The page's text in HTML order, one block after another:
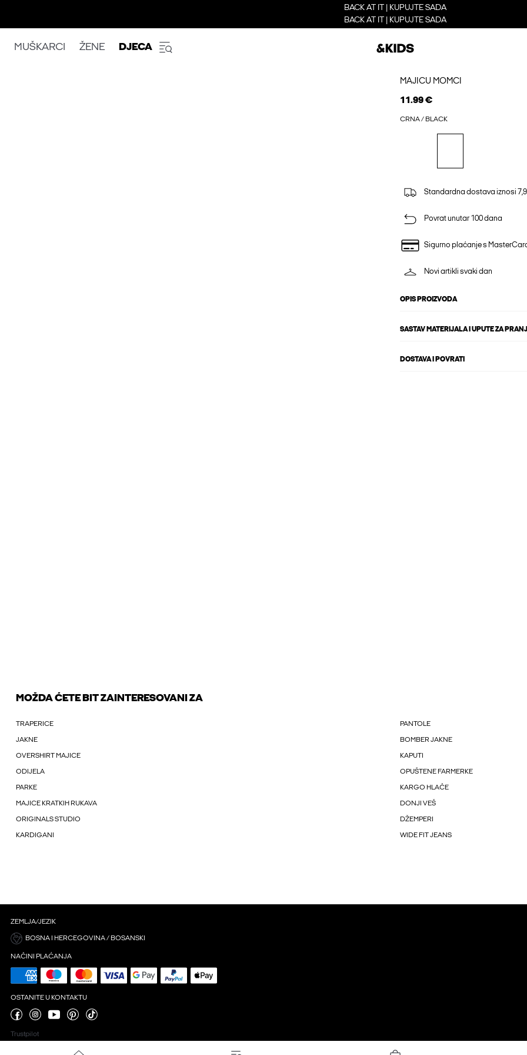
BACK AT IT | KUPUJTE SADA
BACK AT IT | KUPUJTE SADA
MUŠKARCI ŽENE DJECA
MAJICU MOMCI
11.99 €
CRNA / BLACK
Standardna dostava iznosi
Povrat unutar 100 dana
Sigurno plaćanje s
Novi artikli svaki dan
OPIS PROIZVODA
SASTAV MATERIJALA I UPUTE ZA
DOSTAVA I POVRATI
MOŽDA ĆETE BIT ZAINTERESOVANI ZA
TRAPERICE PANTOLE
JAKNE BOMBER JAKNE
OVERSHIRT MAJICE KAPUTI
ODIJELA OPUŠTENE FARMERKE
PARKE KARGO HLAČE
MAJICE KRATKIH RUKAVA DONJI VEŠ
ORIGINALS STUDIO DŽEMPERI
KARDIGANI WIDE FIT JEANS
ZEMLJA/JEZIK
BOSNA I HERCEGOVINA / BOSANSKI
NAČINI PLAĆANJA
OSTANITE U KONTAKTU
Trustpilot